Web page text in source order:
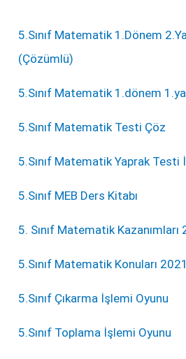
5.Sınıf Matematik 1.Dönem
(Çözümlü)
5.Sınıf Matematik 1.dönem
5.Sınıf Matematik Testi Çöz
5.Sınıf Matematik Yaprak Testi
5.Sınıf MEB Ders Kitabı
5. Sınıf Matematik
5.Sınıf Matematik Konuları
5.Sınıf Çıkarma İşlemi Oyunu
5.Sınıf Toplama İşlemi Oyunu